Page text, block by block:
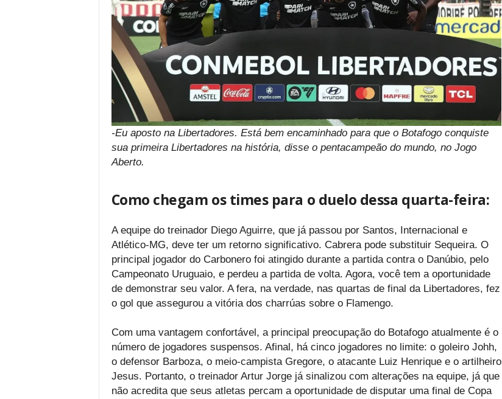
-Eu aposto na Libertadores. Está bem encaminhado para que o Botafogo conquiste
sua primeira Libertadores na história, disse o pentacampeão do mundo, no Jogo
Aberto.
Como chegam os times para o duelo dessa quarta-feira:
A equipe do treinador Diego Aguirre, que já passou por Santos, Internacional e
Atlético-MG, deve ter um retorno significativo. Cabrera pode substituir Sequeira. O
principal jogador do Carbonero foi atingido durante a partida contra o Danúbio, pelo
Campeonato Uruguaio, e perdeu a partida de volta. Agora, você tem a oportunidade
de demonstrar seu valor. A fera, na verdade, nas quartas de final da Libertadores, fez
o gol que assegurou a vitória dos charrúas sobre o Flamengo.
Com uma vantagem confortável, a principal preocupação do Botafogo atualmente é o
número de jogadores suspensos. Afinal, há cinco jogadores no limite: o goleiro Johh,
o defensor Barboza, o meio-campista Gregore, o atacante Luiz Henrique e o artilheiro
Jesus. Portanto, o treinador Artur Jorge já sinalizou com alterações na equipe, já que
não acredita que seus atletas percam a oportunidade de disputar uma final de Copa